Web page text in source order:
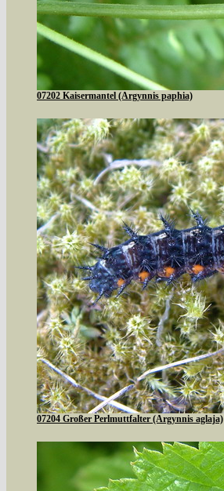
07202 Kaisermantel (Argynnis paphia)
07204 Großer Perlmuttfalter (Argynnis aglaja)